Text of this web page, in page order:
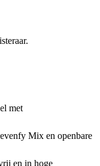
met
Mix en openbare
en in hoge